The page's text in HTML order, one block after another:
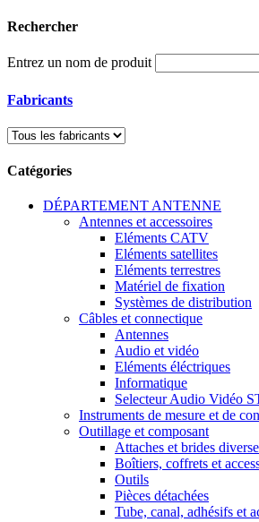
Rechercher
Entrez un nom de produit
Fabricants
Catégories
DÉPARTEMENT ANTENNE
Antennes et accessoires
Eléments CATV
Eléments satellites
Eléments terrestres
Matériel de fixation
Systèmes de distribution
Câbles et connectique
Antennes
Audio et vidéo
Eléments éléctriques
Informatique
Selecteur Audio Vidéo
Instruments de mesure et de
Outillage et composant
Attaches et brides
Boîtiers, coffrets et
Outils
Pièces détachées
Tube, canal, adhésifs et